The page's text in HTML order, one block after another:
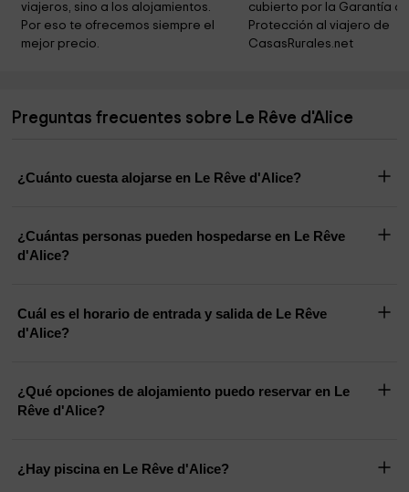
viajeros, sino a los alojamientos.
Por eso te ofrecemos siempre el
mejor precio.
cubierto por la Garantía
Protección al viajero de
CasasRurales.net
Preguntas frecuentes sobre Le Rêve d'Alice
¿Cuánto cuesta alojarse en Le Rêve d'Alice?
¿Cuántas personas pueden hospedarse en Le Rêve
d'Alice?
Cuál es el horario de entrada y salida de Le Rêve
d'Alice?
¿Qué opciones de alojamiento puedo reservar en Le
Rêve d'Alice?
¿Hay piscina en Le Rêve d'Alice?